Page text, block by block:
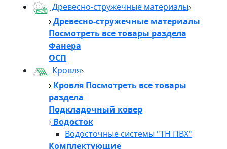
Древесно-стружечные материалы
Древесно-стружечные материалы
Посмотреть все товары раздела
Фанера
ОСП
Кровля
Кровля Посмотреть все товары
раздела
Подкладочный ковер
Водосток
Водосточные системы "ТН ПВХ"
Комплектующие